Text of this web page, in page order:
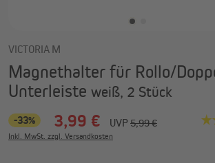
VICTORIA M
Magnethalter für Rollo/
Unterleiste weiß, 2 Stück
-33% 3,99 € UVP 5,99 €
Inkl. MwSt. zzgl. Versandkosten